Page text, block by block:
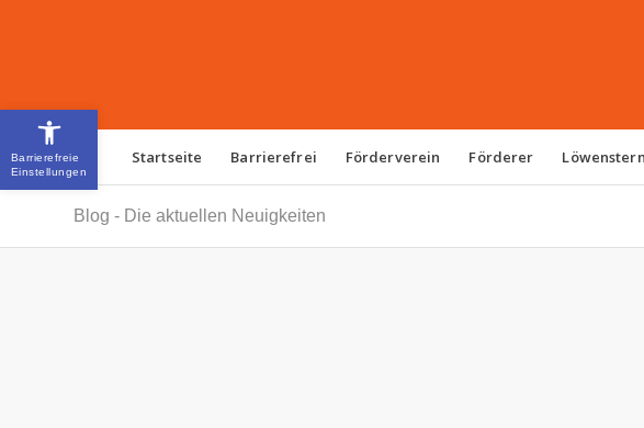
Startseite Barrierefrei Förderverein Förderer
Blog - Die aktuellen Neuigkeiten
Open toolbar